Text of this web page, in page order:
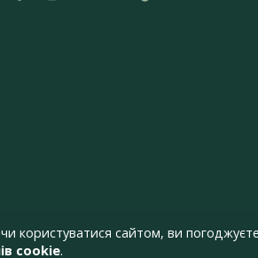
користуватися сайтом, ви
cookie.